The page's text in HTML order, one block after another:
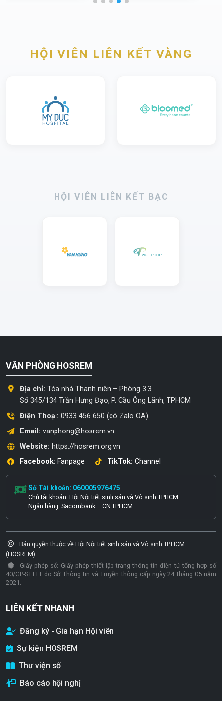
HỘI VIÊN LIÊN KẾT VÀNG
HỘI VIÊN LIÊN KẾT BẠC
VĂN PHÒNG HOSREM
Địa chỉ: Tòa nhà Thanh niên – Phòng 3.3
Số 345/134 Trần Hưng Đạo, P. Cầu Ông Lãnh, TPHCM
Điện Thoại: 0933 456 650 (có Zalo OA)
Email: vanphong@hosrem.vn
Website: https://hosrem.org.vn
Facebook: Fanpage TikTok: Channel
Số Tài khoản: 060005976475
Chủ tài khoản: Hội Nội tiết sinh sản và Vô sinh TPHCM
Ngân hàng: Sacombank – CN TPHCM
Bản quyền thuộc về Hội Nội tiết sinh sản và Vô sinh TP.HCM
(HOSREM).
Giấy phép số: Giấy phép thiết lập trang thông tin điện tử tổng hợp số
40/GP-STTTT do Sở Thông tin và Truyền thông cấp ngày 24 tháng 05 năm
2021.
LIÊN KẾT NHANH
Đăng ký - Gia hạn Hội viên
Sự kiện HOSREM
Thư viện số
Báo cáo hội nghị